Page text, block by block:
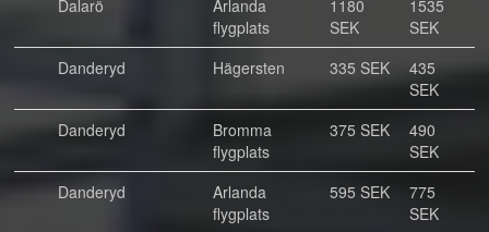
Dalarö
Arlanda
flygplats
1180
SEK
1535
SEK
Danderyd
Hägersten 335 SEK
435
SEK
Danderyd
Bromma
flygplats
375 SEK
490
SEK
Danderyd
Arlanda
flygplats
595 SEK
775
SEK